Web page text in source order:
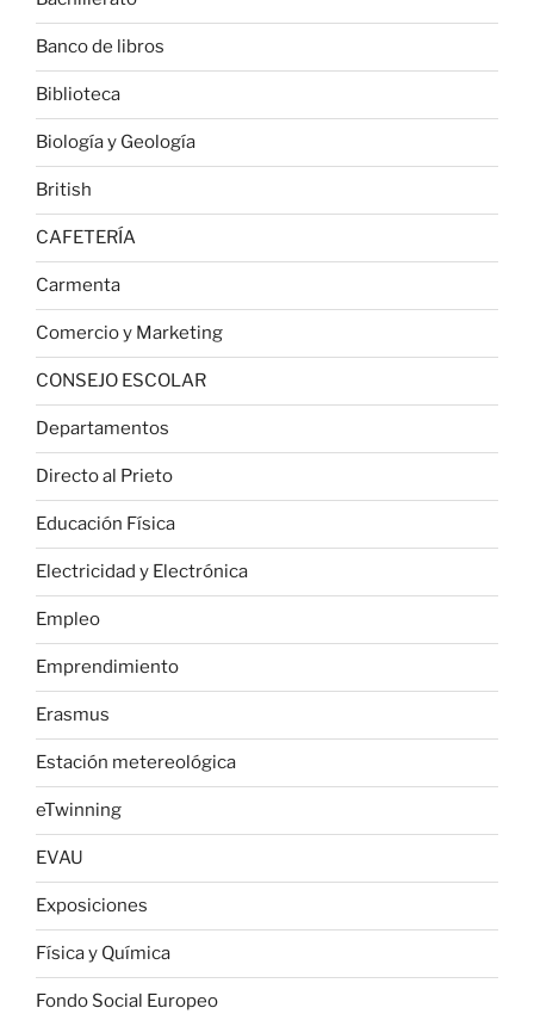
Banco de libros
Biblioteca
Biología y Geología
British
CAFETERÍA
Carmenta
Comercio y Marketing
CONSEJO ESCOLAR
Departamentos
Directo al Prieto
Educación Física
Electricidad y Electrónica
Empleo
Emprendimiento
Erasmus
Estación metereológica
eTwinning
EVAU
Exposiciones
Física y Química
Fondo Social Europeo